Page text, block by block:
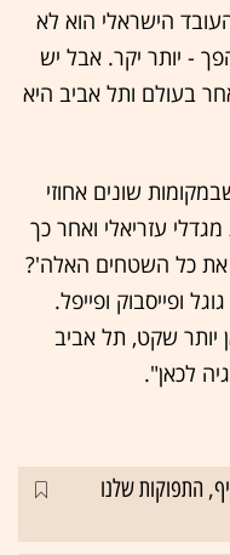
הישראלי הוא לא
- יותר יקר. אבל יש
בעולם ותל אביב היא
שונים אחוזי
עזריאלי ואחר כך
את כל השטחים האלה'?
ופייסבוק ופייפל.
יותר שקט, תל אביב
לכאן".
התפוקות שלנו